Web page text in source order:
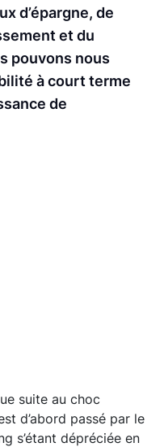
d’épargne, de
et du
pouvons nous
à court terme
de
suite au choc
d’abord passé par le
s’étant dépréciée en